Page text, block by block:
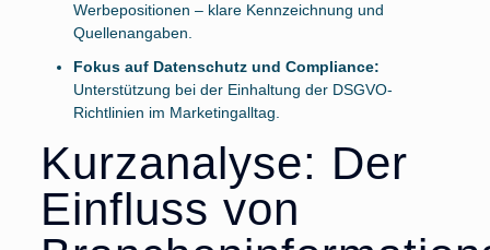
Werbepositionen – klare Kennzeichnung und
Quellenangaben.
Fokus auf Datenschutz und Compliance:
Unterstützung bei der Einhaltung der DSGVO-
Richtlinien im Marketingalltag.
Kurzanalyse: Der
Einfluss von